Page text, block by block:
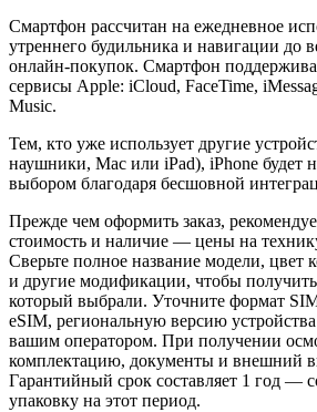
Смартфон рассчитан на ежедневное
утреннего будильника и навигации до
онлайн-покупок. Смартфон
сервисы Apple: iCloud, FaceTime,
Music.
Тем, кто уже использует другие
наушники, Mac или iPad), iPhone будет
выбором благодаря бесшовной
Прежде чем оформить заказ,
стоимость и наличие — цены на
Сверьте полное название модели, цвет
и другие модификации, чтобы
который выбрали. Уточните формат
eSIM, региональную версию
вашим оператором. При получении
комплектацию, документы и внешний
Гарантийный срок составляет 1 год —
упаковку на этот период.